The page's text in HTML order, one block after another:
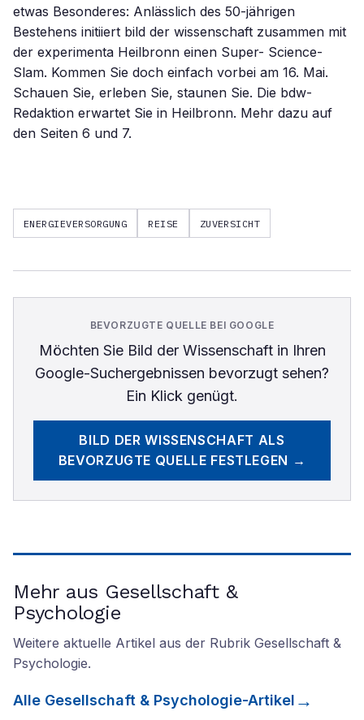
etwas Besonderes: Anlässlich des 50-jährigen
Bestehens initiiert bild der wissenschaft zusammen mit
der experimenta Heilbronn einen Super- Science-
Slam. Kommen Sie doch einfach vorbei am 16. Mai.
Schauen Sie, erleben Sie, staunen Sie. Die bdw-
Redaktion erwartet Sie in Heilbronn. Mehr dazu auf
den Seiten 6 und 7.
ENERGIEVERSORGUNG REISE ZUVERSICHT
BEVORZUGTE QUELLE BEI GOOGLE
Möchten Sie Bild der Wissenschaftin Ihren
Google-Suchergebnissen bevorzugt sehen?
Ein Klick genügt.
BILD DER WISSENSCHAFT ALS
BEVORZUGTE QUELLE FESTLEGEN →
Mehr aus Gesellschaft &
Psychologie
Weitere aktuelle Artikel aus der Rubrik Gesellschaft &
Psychologie.
Alle Gesellschaft & Psychologie-Artikel